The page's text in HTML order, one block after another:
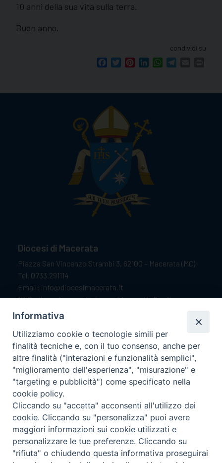
10 anni della sua vita sulla terra.
Buon anno.
condividi su
FacebookTwitterPinterestLinkedInWhatsApp
Diocesi di Macerata
Piazza San Vincenzo Strambi 3, 62100 – Macerata (MC)
Tel. 0733.291114
Email: info@diocesimacerata.it
PEC: diocesimacerata@pec.chiesacattolica.it
Comunicazioni urgenti WhatsApp:
Orari di apertura
Dal lunedì al sabato dalle 9.30 alle 12.00.
Il pomeriggio solo su appuntamento.
seguici su
Ricerca
Informativa
Utilizziamo cookie o tecnologie simili per
finalità tecniche e, con il tuo consenso, anche per
altre finalità ("interazioni e funzionalità semplici",
"miglioramento dell'esperienza", "misurazione" e
"targeting e pubblicità") come specificato nella
cookie policy.
Cliccando su "accetta" acconsenti all'utilizzo dei
cookie. Cliccando su "personalizza" puoi avere
maggiori informazioni sui cookie utilizzati e
personalizzare le tue preferenze. Cliccando su
"rifiuta" o chiudendo questa informativa proseguirai